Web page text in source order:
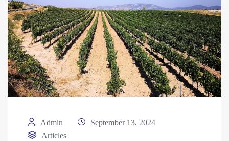
Admin
September 13, 2024
Articles